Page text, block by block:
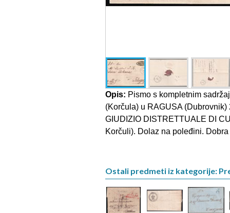
Opis: Pismo s kompletnim
(Korčula) u RAGUSA
GIUDIZIO DISTRETTUALE DI
Korčuli). Dolaz na poleđini.
Ostali predmeti iz kategorije: